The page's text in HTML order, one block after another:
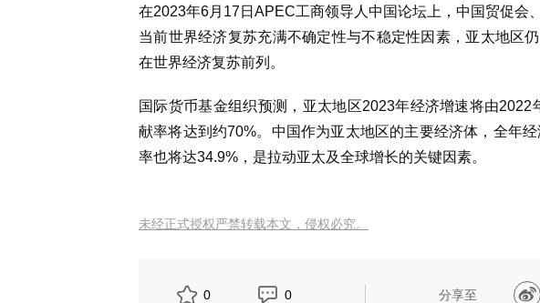
在2023年6月17日APEC工商领导人中国论坛上，中国贸促会
当前世界经济复苏充满不确定性与不稳定性因素，亚太地区
在世界经济复苏前列。
国际货币基金组织预测，亚太地区2023年经济增速将由
献率将达到约70%。中国作为亚太地区的主要经济体，全年
率也将达34.9%，是拉动亚太及全球增长的关键因素。
未经正式授权严禁转载本文，侵权必究。
0 0 分享至